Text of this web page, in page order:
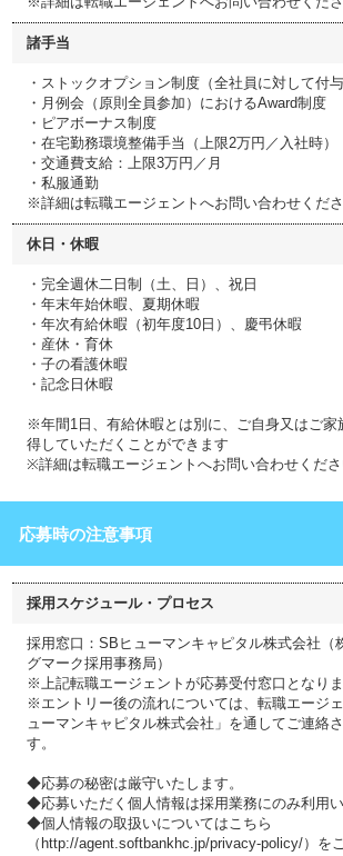
諸手当
・ストックオプション制度（全社員に対して付与
・月例会（原則全員参加）におけるAward制度
・ピアボーナス制度
・在宅勤務環境整備手当（上限2万円／入社時）
・交通費支給：上限3万円／月
・私服通勤
※詳細は転職エージェントへお問い合わせくださ
休日・休暇
・完全週休二日制（土、日）、祝日
・年末年始休暇、夏期休暇
・年次有給休暇（初年度10日）、慶弔休暇
・産休・育休
・子の看護休暇
・記念日休暇
※年間1日、有給休暇とは別に、ご自身又はご家
得していただくことができます
※詳細は転職エージェントへお問い合わせくださ
応募時の注意事項
採用スケジュール・プロセス
採用窓口：SBヒューマンキャピタル株式会社（
グマーク採用事務局）
※上記転職エージェントが応募受付窓口となりま
※エントリー後の流れについては、転職エージ
ューマンキャピタル株式会社」を通してご連絡
す。
◆応募の秘密は厳守いたします。
◆応募いただく個人情報は採用業務にのみ利用い
◆個人情報の取扱いについてはこちら
（http://agent.softbankhc.jp/privacy-policy/）を